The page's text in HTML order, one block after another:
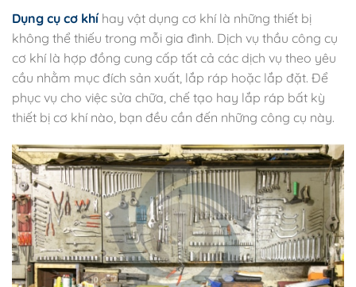
Dụng cụ cơ khí hay vật dụng cơ khí là những thiết bị
không thể thiếu trong mỗi gia đình. Dịch vụ thầu công cụ
cơ khí là hợp đồng cung cấp tất cả các dịch vụ theo yêu
cầu nhằm mục đích sản xuất, lắp ráp hoặc lắp đặt. Để
phục vụ cho việc sửa chữa, chế tạo hay lắp ráp bất kỳ
thiết bị cơ khí nào, bạn đều cần đến những công cụ này.